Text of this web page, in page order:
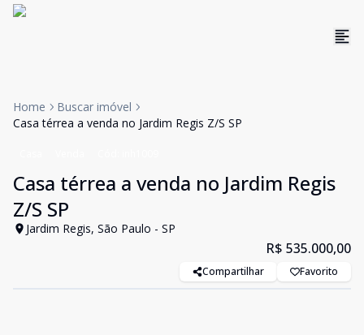
Home
Buscar imóvel
Casa térrea a venda no Jardim Regis Z/S SP
Casa térrea a venda no Jardim Regis
Z/S SP
Jardim Regis, São Paulo - SP
R$ 535.000,00
Compartilhar Favorito